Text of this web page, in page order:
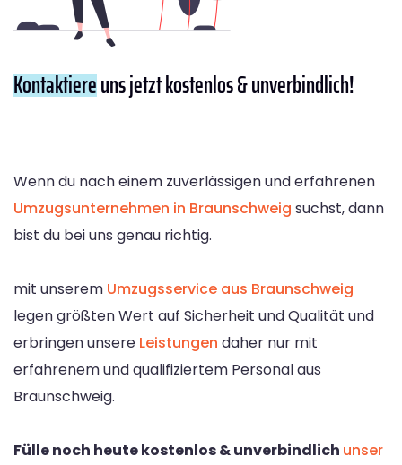
Kontaktiereuns jetzt kostenlos & unverbindlich!
Wenn du nach einem zuverlässigen und erfahrenen
Umzugsunternehmen in Braunschweig suchst, dann
bist du bei uns genau richtig.
mit unserem Umzugsservice aus Braunschweig
legen größten Wert auf Sicherheit und Qualität und
erbringen unsere Leistungen daher nur mit
erfahrenem und qualifiziertem Personal aus
Braunschweig.
Fülle noch heute kostenlos & unverbindlich unser